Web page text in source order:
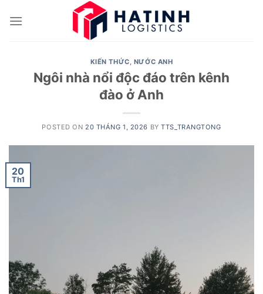
KIẾN THỨC, NƯỚC ANH
Ngôi nhà nổi độc đáo trên kênh
đào ở Anh
POSTED ON 20 THÁNG 1, 2026 BYTTS_TRANGTONG
20
Th1